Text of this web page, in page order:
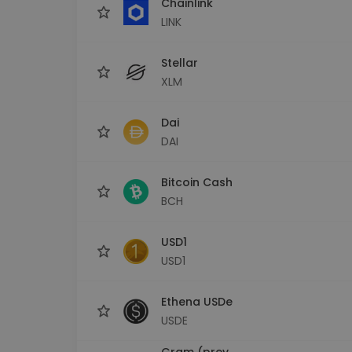
LINK
Stellar
XLM
Dai
DAI
Bitcoin Cash
BCH
USD1
USD1
Ethena USDe
USDE